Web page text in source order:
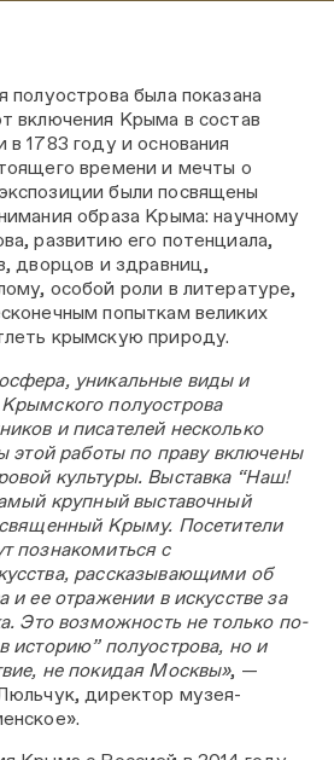
полуострова была показана
включения Крыма в состав
1783 году и основания
времени и мечты о
были посвящены
образа Крыма: научному
развитию его потенциала,
дворцов и здравниц,
особой роли в литературе,
попыткам великих
крымскую природу.
уникальные виды и
полуострова
и писателей несколько
этой работы по праву включены
культуры. Выставка “Наш!
крупный выставочный
Крыму. Посетители
познакомиться с
рассказывающими об
и ее отражении в искусстве за
Это возможность не только по-
историю” полуострова, но и
не покидая Москвы», —
директор музея-